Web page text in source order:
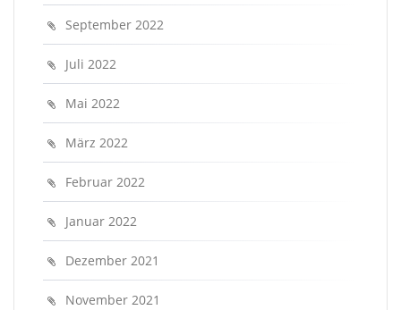
September 2022
Juli 2022
Mai 2022
März 2022
Februar 2022
Januar 2022
Dezember 2021
November 2021